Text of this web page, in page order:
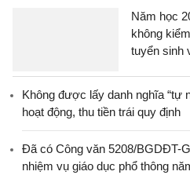
Năm học
không
tuyển sinh
Không được lấy danh nghĩa “tự
hoạt động, thu tiền trái quy định
Đã có Công văn 5208/BGDĐT-
nhiệm vụ giáo dục phổ thông